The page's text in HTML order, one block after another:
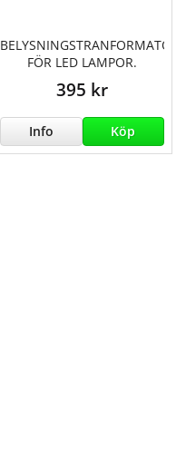
BELYSNINGSTRANFORMATOR
FÖR LED LAMPOR.
395 kr
Info Köp